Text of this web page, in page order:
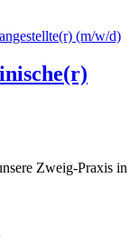
Zweig-Praxis in